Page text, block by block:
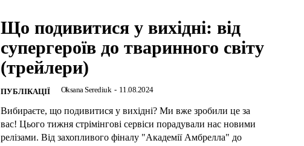
Що подивитися у вихідні: від
супергероїв до тваринного світу
(трейлери)
ПУБЛІКАЦІЇ Oksana Serediuk - 11.08.2024
Вибираєте, що подивитися у вихідні? Ми вже зробили це за
вас! Цього тижня стрімінгові сервіси порадували нас новими
релізами. Від захопливого фіналу "Академії Амбрелла" до